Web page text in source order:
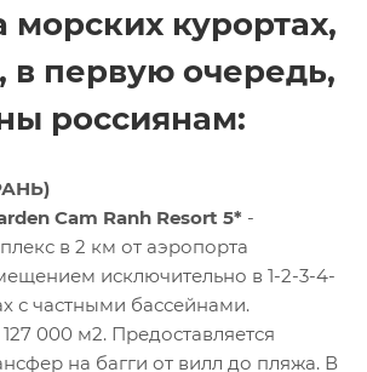
морских курортах,
в первую очередь,
россиянам:
Cam Ranh Resort 5* -
в 2 км от аэропорта
исключительно в 1-2-3-4-
с частными бассейнами.
000 м2. Предоставляется
на багги от вилл до пляжа. В